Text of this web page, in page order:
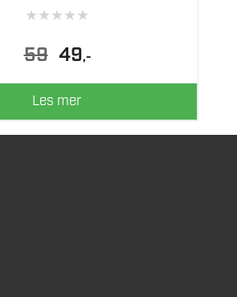
★★★★★
59
Opprinnelig
pris
var:
59.
49Nåværende
pris
er:
,-
Les mer